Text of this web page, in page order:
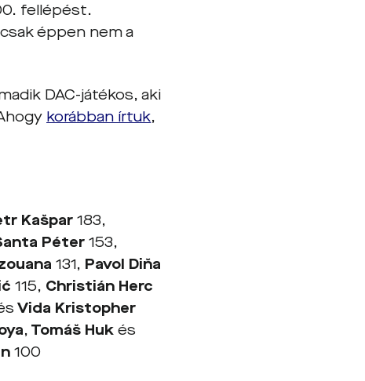
fellépést.
éppen nem a
DAC-játékos, aki
korábban írtuk,
Kašpar183,
Péter153,
131, Pavol Diňa
115, Christián Herc
Vida Kristopher
, Tomáš Hukés
100